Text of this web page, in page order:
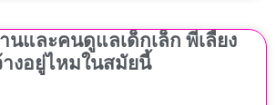
นและคนดูแลเด็กเล็ก พี่เลี้ยง
างอยู่ไหมในสมัยนี้